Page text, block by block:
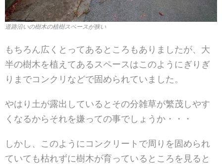
道路沿いの樹木の植樹スペースが狭い
もちろん広くとってあるところもありましたが、大
半の樹木を植えてあるスペースはこのようにぎりぎ
りまでコンクリなどで固められていました。
やはり土が露出しているとその分雑草が繁茂しやす
くなるからそれを嫌っての事でしょうか・・・
しかし、このようにコンクリートで周りを固められ
ていても枯れずに樹木が育っているところを見ると